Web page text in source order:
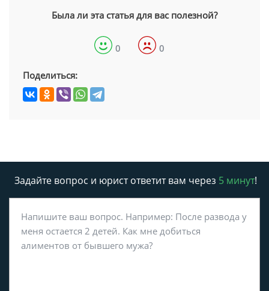
Была ли эта статья для вас полезной?
0 0
Поделиться:
Задайте вопрос и юрист ответит вам через 5 минут!